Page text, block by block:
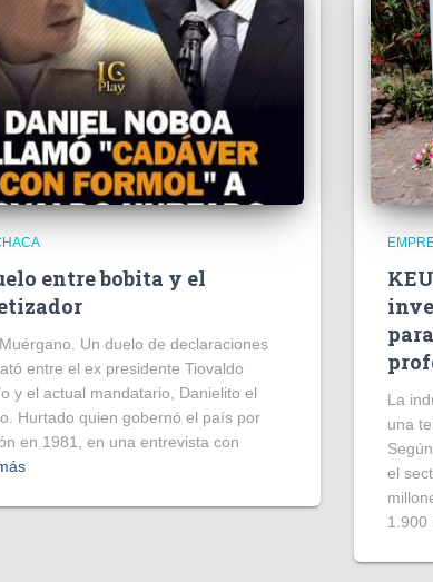
entre bobita y el
Un duelo de declaraciones
entre el ex presidente Tiovaldo
y el actual mandatario, Danielito el
Hurtado quien gobernó el país por
en 1981, en una entrevista con
La
una
el
1.900